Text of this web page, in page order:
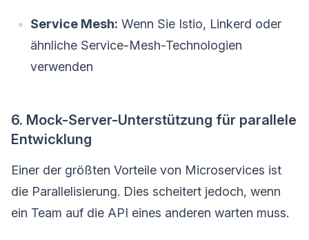
Service Mesh: Wenn Sie Istio, Linkerd oder
ähnliche Service-Mesh-Technologien
verwenden
6. Mock-Server-Unterstützung für parallele
Entwicklung
Einer der größten Vorteile von Microservices ist
die Parallelisierung. Dies scheitert jedoch, wenn
ein Team auf die API eines anderen warten muss.